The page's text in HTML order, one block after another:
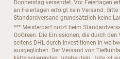
Donnerstag versendet. Vor Feiertagen
an Feiertagen erfolgt kein Versand. Bitte
Standardversand grundsätzlich keine
*** Meisterbarf nutzt beim
GoGreen. Die Emissionen, die durch den
seitens DHL durch Investitionen in
ausgeglichen. Der Versand von